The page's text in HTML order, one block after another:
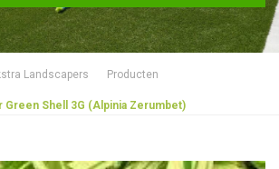
Landscapers Producten
Green Shell 3G (Alpinia Zerumbet)